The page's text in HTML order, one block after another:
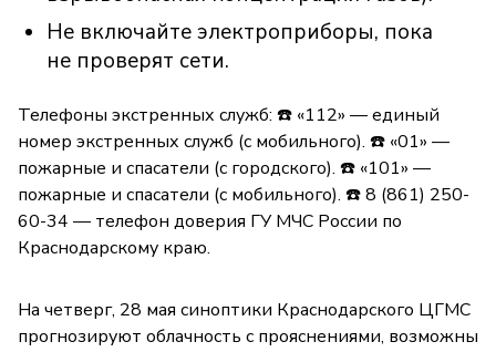
Не включайте электроприборы, пока
не проверят сети.
Телефоны экстренных служб: ☎️ «112» — единый
номер экстренных служб (с мобильного). ☎️ «01» —
пожарные и спасатели (с городского). ☎️ «101» —
пожарные и спасатели (с мобильного). ☎️ 8 (861) 250-
60-34 — телефон доверия ГУ МЧС России по
Краснодарскому краю.
На четверг, 28 мая синоптики Краснодарского ЦГМС
прогнозируют облачность с прояснениями, возможны